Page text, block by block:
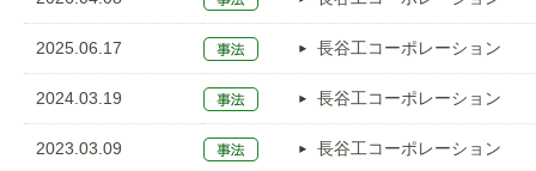
2025.06.17 長谷工コーポレーション
2024.03.19 長谷工コーポレーション
2023.03.09 長谷工コーポレーション